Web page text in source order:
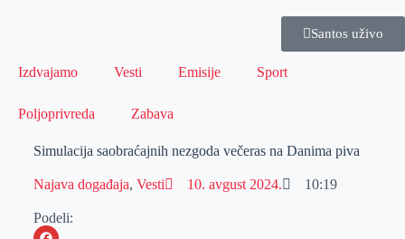
Santos uživo
Izdvajamo Vesti Emisije Sport
Poljoprivreda Zabava
Simulacija saobraćajnih nezgoda večeras na Danima piva
Najava događaja, Vesti 10. avgust 2024. 10:19
Podeli: